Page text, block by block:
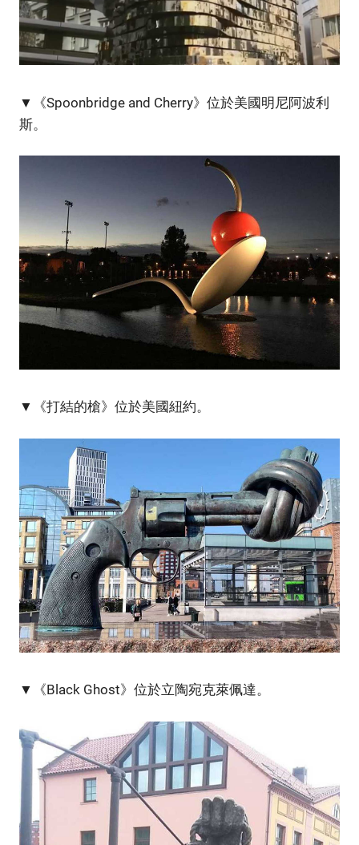
▼《Spoonbridge and Cherry》位於美國明尼阿波利
斯。
▼《打結的槍》位於美國紐約。
▼《Black Ghost》位於立陶宛克萊佩達。